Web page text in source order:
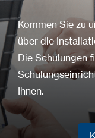
Kommen Sie zu
über die
Die Schulungen
Ihnen.